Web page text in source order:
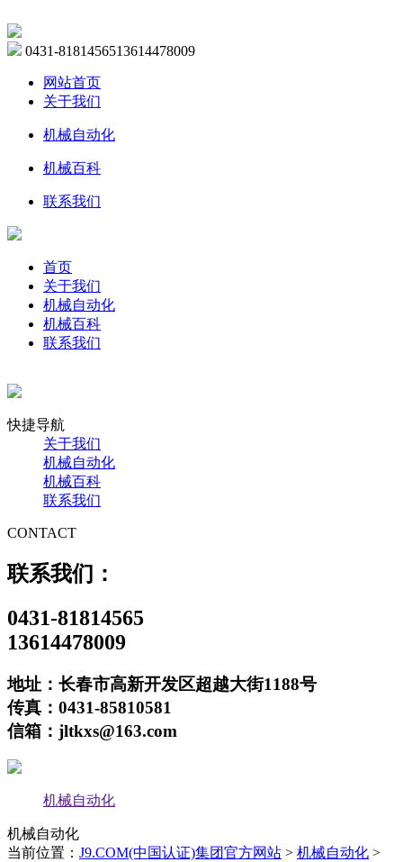
0431-8181456513614478009
网站首页
关于我们
机械自动化
机械百科
联系我们
首页
关于我们
机械自动化
机械百科
联系我们
快捷导航
关于我们
机械自动化
机械百科
联系我们
CONTACT
联系我们：
0431-81814565
13614478009
地址：长春市高新开发区超越大街1188号
传真：0431-85810581
信箱：jltkxs@163.com
机械自动化
机械自动化
当前位置： J9.COM(中国认证)集团官方网站 > 机械自动化 >